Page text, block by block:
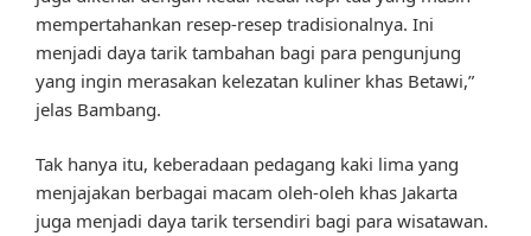
mempertahankan resep-resep tradisionalnya. Ini
menjadi daya tarik tambahan bagi para pengunjung
yang ingin merasakan kelezatan kuliner khas Betawi,”
jelas Bambang.
Tak hanya itu, keberadaan pedagang kaki lima yang
menjajakan berbagai macam oleh-oleh khas Jakarta
juga menjadi daya tarik tersendiri bagi para wisatawan.